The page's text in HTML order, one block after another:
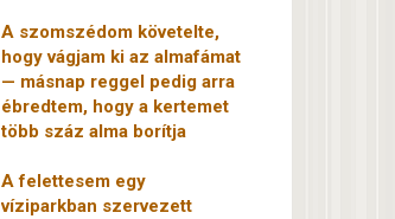
A szomszédom követelte,
hogy vágjam ki az almafámat
— másnap reggel pedig arra
ébredtem, hogy a kertemet
több száz alma borítja
A felettesem egy
víziparkban szervezett